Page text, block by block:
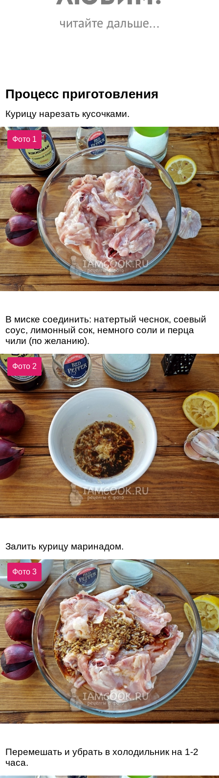
Процесс приготовления
Курицу нарезать кусочками.
Фото 1
В миске соединить: натертый чеснок, соевый
соус, лимонный сок, немного соли и перца
чили (по желанию).
Фото 2
Залить курицу маринадом.
Фото 3
Перемешать и убрать в холодильник на 1-2
часа.